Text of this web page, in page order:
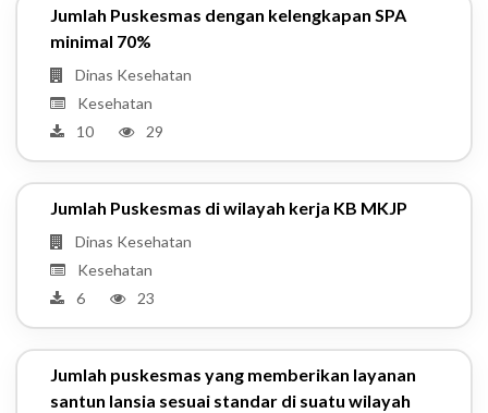
Jumlah Puskesmas dengan kelengkapan SPA
minimal 70%
Dinas Kesehatan
Kesehatan
10
29
Jumlah Puskesmas di wilayah kerja KB MKJP
Dinas Kesehatan
Kesehatan
6
23
Jumlah puskesmas yang memberikan layanan
santun lansia sesuai standar di suatu wilayah